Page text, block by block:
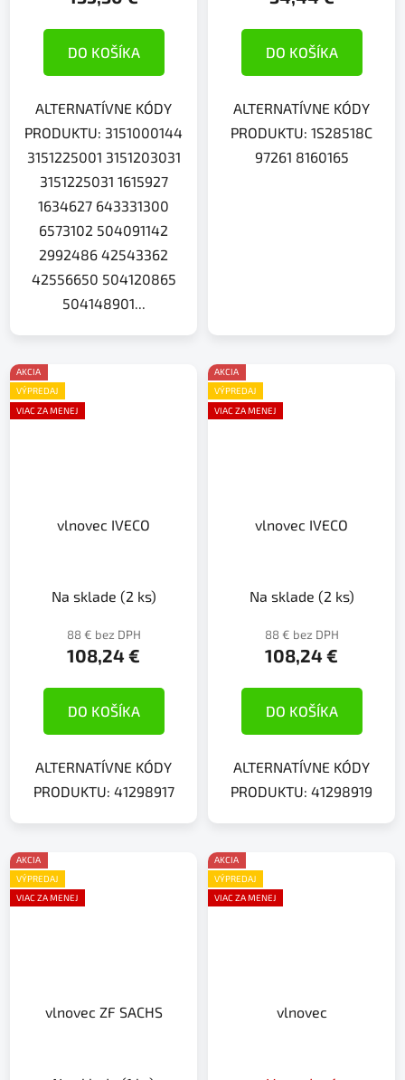
DO KOŠÍKA
ALTERNATÍVNE KÓDY
PRODUKTU: 3151000144
3151225001 3151203031
3151225031 1615927
1634627 643331300
6573102 504091142
2992486 42543362
42556650 504120865
504148901...
DO KOŠÍKA
ALTERNATÍVNE KÓDY
PRODUKTU: 1S28518C
97261 8160165
AKCIA
VÝPREDAJ
VIAC ZA MENEJ
vlnovec IVECO
Na sklade (2 ks)
88 € bez DPH
108,24 €
DO KOŠÍKA
ALTERNATÍVNE KÓDY
PRODUKTU: 41298917
AKCIA
VÝPREDAJ
VIAC ZA MENEJ
vlnovec IVECO
Na sklade (2 ks)
88 € bez DPH
108,24 €
DO KOŠÍKA
ALTERNATÍVNE KÓDY
PRODUKTU: 41298919
AKCIA
VÝPREDAJ
VIAC ZA MENEJ
vlnovec ZF SACHS
AKCIA
VÝPREDAJ
VIAC ZA MENEJ
vlnovec